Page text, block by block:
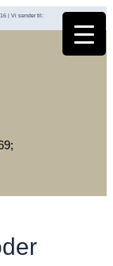
| Vi sender til: